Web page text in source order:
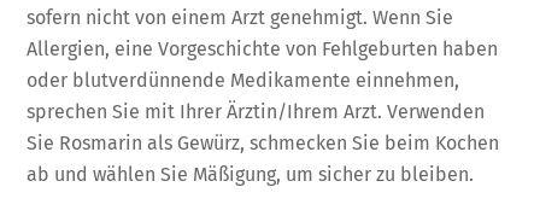
sofern nicht von einem Arzt genehmigt. Wenn Sie
Allergien, eine Vorgeschichte von Fehlgeburten haben
oder blutverdünnende Medikamente einnehmen,
sprechen Sie mit Ihrer Ärztin/Ihrem Arzt. Verwenden
Sie Rosmarin als Gewürz, schmecken Sie beim Kochen
ab und wählen Sie Mäßigung, um sicher zu bleiben.